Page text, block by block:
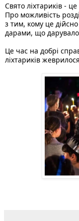
Свято ліхтариків -
Про можливість
з тим, кому це
дарами, що
Це час на добрі
ліхтариків